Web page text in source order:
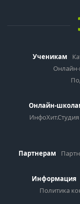
Ученикам
Онлайн-
ИнфоХит.Студия
Партнерам
Информация
Политика